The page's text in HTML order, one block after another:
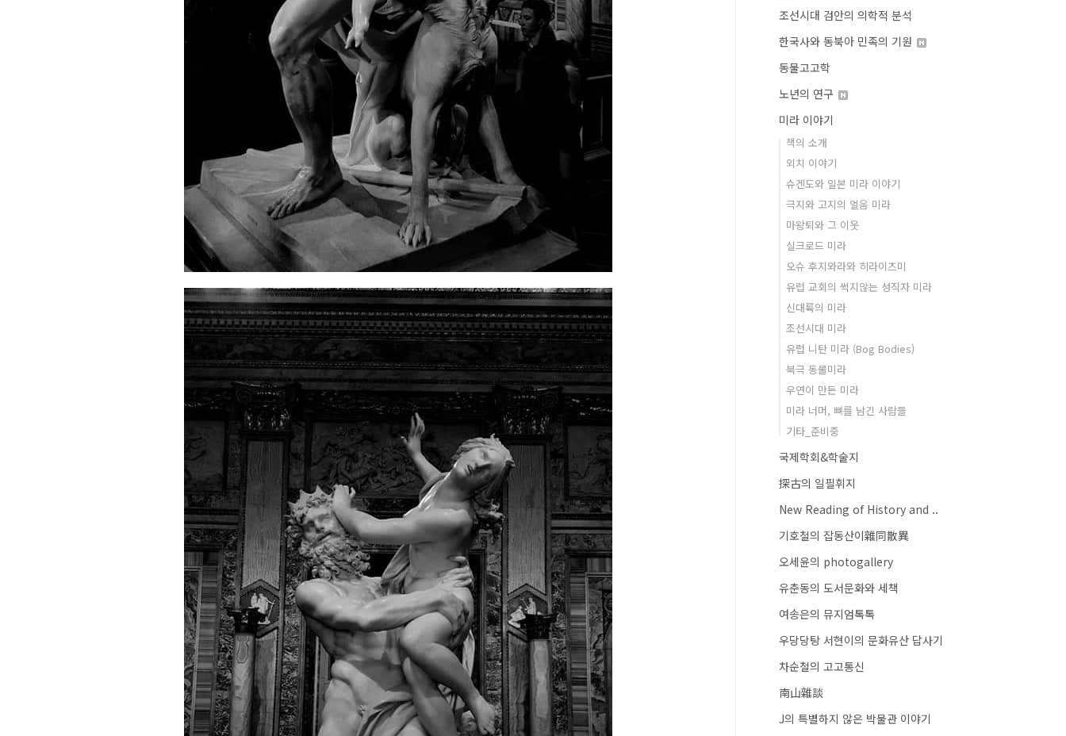
조선시대 검안의 의학적 분석
한국사와 동북아 민족의 기원
동물고고학
노년의 연구
미라 이야기
책의 소개
외치 이야기
슈겐도와 일본 미라 이야기
극지와 고지의 얼음 미라
마왕퇴와 그 이웃
실크로드 미라
오슈 후지와라와 히라이즈미
유럽 교회의 썩지않는 성직자 미라
신대륙의 미라
조선시대 미라
유럽 니탄 미라 (Bog Bodies)
북극 동물미라
우연이 만든 미라
미라 너머, 뼈를 남긴 사람들
기타_준비중
국제학회&학술지
探古의 일필휘지
New Reading of History and ..
기호철의 잡동산이雜同散異
오세윤의 photogallery
유춘동의 도서문화와 세책
여송은의 뮤지엄톡톡
우당당탕 서현이의 문화유산 답사기
차순철의 고고통신
南山雜談
J의 특별하지 않은 박물관 이야기